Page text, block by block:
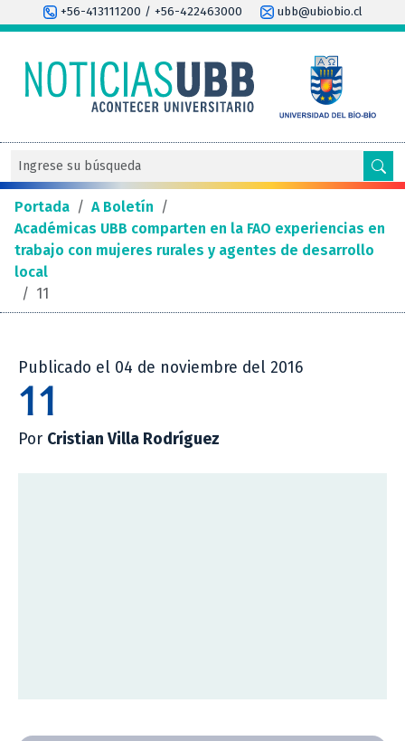
+56-413111200 / +56-422463000 ubb@ubiobio.cl
Portada / A Boletín /
Académicas UBB comparten en la FAO experiencias en
trabajo con mujeres rurales y agentes de desarrollo
local
/ 11
Publicado el 04 de noviembre del 2016
11
Por Cristian Villa Rodríguez